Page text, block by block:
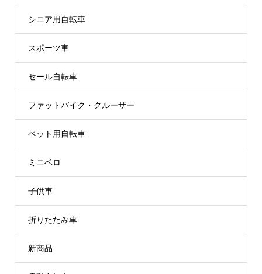
シニア用自転車
スポーツ車
セール自転車
ファットバイク・クルーザー
ペット用自転車
ミニベロ
子供車
折りたたみ車
新商品